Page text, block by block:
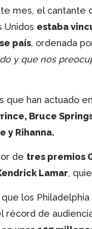
mes, el cantante
Unidos estaba
país, ordenada
y que nos
que han actuado
Bruce
y Rihanna.
de tres premios
Lamar,
los
récord de